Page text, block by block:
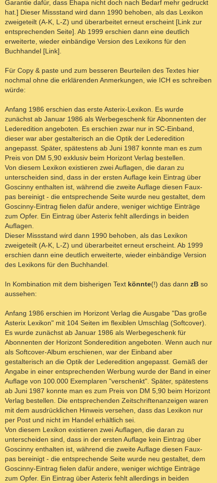
Garantie dafür, dass Ehapa nicht doch nach Bedarf mehr gedruckt
hat.] Dieser Missstand wird dann 1990 behoben, als das Lexikon
zweigeteilt (A-K, L-Z) und überarbeitet erneut erscheint [Link zur
entsprechenden Seite]. Ab 1999 erschien dann eine deutlich
erweiterte, wieder einbändige Version des Lexikons für den
Buchhandel [Link].
Für Copy & paste und zum besseren Beurteilen des Textes hier
nochmal ohne die erklärenden Anmerkungen, wie ICH es schreiben
würde:
Anfang 1986 erschien das erste Asterix-Lexikon. Es wurde
zunächst ab Januar 1986 als Werbegeschenk für Abonnenten der
Lederedition angeboten. Es erschien zwar nur in SC-Einband,
dieser war aber gestalterisch an die Optik der Lederedition
angepasst. Später, spätestens ab Juni 1987 konnte man es zum
Preis von DM 5,90 exklusiv beim Horizont Verlag bestellen.
Von diesem Lexikon existieren zwei Auflagen, die daran zu
unterscheiden sind, dass in der ersten Auflage kein Eintrag über
Goscinny enthalten ist, während die zweite Auflage diesen Faux-
pas bereinigt - die entsprechende Seite wurde neu gestaltet, dem
Goscinny-Eintrag fielen dafür andere, weniger wichtige Einträge
zum Opfer. Ein Eintrag über Asterix fehlt allerdings in beiden
Auflagen.
Dieser Missstand wird dann 1990 behoben, als das Lexikon
zweigeteilt (A-K, L-Z) und überarbeitet erneut erscheint. Ab 1999
erschien dann eine deutlich erweiterte, wieder einbändige Version
des Lexikons für den Buchhandel.
In Kombination mit dem bisherigen Text könnte(!) das dann zB so
aussehen:
Anfang 1986 erschien im Horizont Verlag die Ausgabe "Das große
Asterix Lexikon" mit 104 Seiten im flexiblen Umschlag (Softcover).
Es wurde zunächst ab Januar 1986 als Werbegeschenk für
Abonnenten der Horizont Sonderedition angeboten. Wenn auch nur
als Softcover-Album erschienen, war der Einband aber
gestalterisch an die Optik der Lederedition angepasst. Gemäß der
Angabe in einer entsprechenden Werbung wurde der Band in einer
Auflage von 100.000 Exemplaren "verschenkt". Später, spätestens
ab Juni 1987 konnte man es zum Preis von DM 5,90 beim Horizont
Verlag bestellen. Die entsprechenden Zeitschriftenanzeigen waren
mit dem ausdrücklichen Hinweis versehen, dass das Lexikon nur
per Post und nicht im Handel erhältlich sei.
Von diesem Lexikon existieren zwei Auflagen, die daran zu
unterscheiden sind, dass in der ersten Auflage kein Eintrag über
Goscinny enthalten ist, während die zweite Auflage diesen Faux-
pas bereinigt - die entsprechende Seite wurde neu gestaltet, dem
Goscinny-Eintrag fielen dafür andere, weniger wichtige Einträge
zum Opfer. Ein Eintrag über Asterix fehlt allerdings in beiden